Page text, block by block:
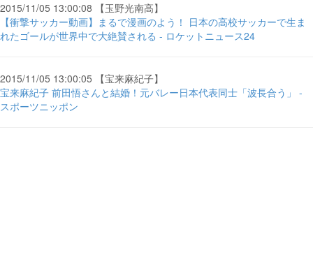
2015/11/05 13:00:08 【玉野光南高】
【衝撃サッカー動画】まるで漫画のよう！ 日本の高校サッカーで生ま
れたゴールが世界中で大絶賛される - ロケットニュース24
2015/11/05 13:00:05 【宝来麻紀子】
宝来麻紀子 前田悟さんと結婚！元バレー日本代表同士「波長合う」 -
スポーツニッポン